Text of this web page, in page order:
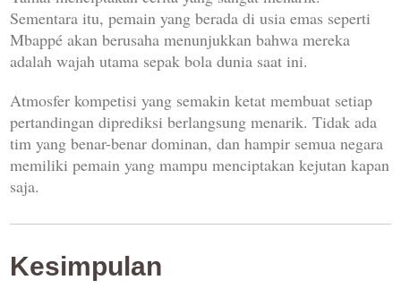
Sementara itu, pemain yang berada di usia emas seperti
Mbappé akan berusaha menunjukkan bahwa mereka
adalah wajah utama sepak bola dunia saat ini.
Atmosfer kompetisi yang semakin ketat membuat setiap
pertandingan diprediksi berlangsung menarik. Tidak ada
tim yang benar-benar dominan, dan hampir semua negara
memiliki pemain yang mampu menciptakan kejutan kapan
saja.
Kesimpulan